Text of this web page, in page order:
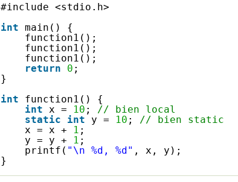
#include <stdio.h>
int main() {
function1();
function1();
function1();
return
0 ;
}
int
function1() {
int
x = 10 ;
// bien local
static
int y = 10 ;
// bien static
x = x +
1 ;
y = y +
1 ;
printf( "\n %d, %d" , x, y);
}